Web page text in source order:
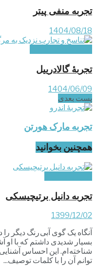
تجربه منفی پیتر
1404/08/18
تجربۀ گالادرییل
1404/06/09
پست‌ بعدی
تجربه مارک هورتن
همچنین بخوانید
تجربه دانیل برتیچیسکی
1399/12/02
آنگاه یک گوی آبی رنگ دیگر
بسیار شدیدی داشتم که با او
شناخته ام. این احساس
توانم آن را با کلمات توصیف...